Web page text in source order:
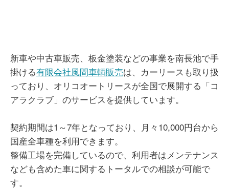
新車や中古車販売、板金塗装などの事業を南長池で手
掛ける有限会社風間車輌販売は、カーリースも取り扱
っており、オリコオートリースが全国で展開する「コ
アラクラブ」のサービスを提供しています。
契約期間は1～7年となっており、月々10,000円台から
国産全車種を利用できます。
整備工場を完備しているので、利用者はメンテナンス
なども含めた車に関するトータルでの相談が可能で
す。